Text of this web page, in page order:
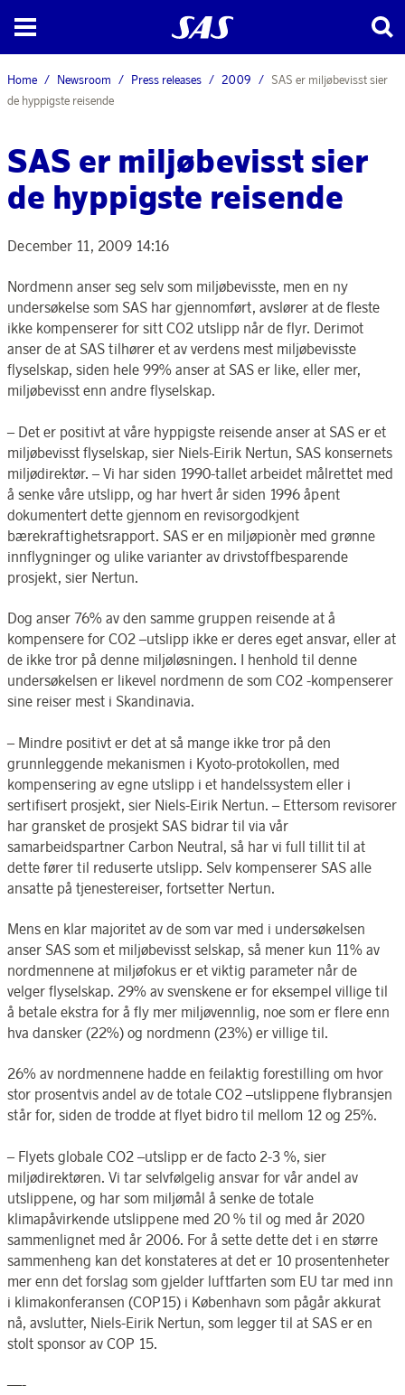
Home Newsroom Press releases 2009
SAS er miljøbevisst sier
de hyppigste reisende
SAS er miljøbevisst sier
de hyppigste reisende
December 11, 2009 14:16
Nordmenn anser seg selv som miljøbevisste, men en ny
undersøkelse som SAS har gjennomført, avslører at de fleste
ikke kompenserer for sitt CO2 utslipp når de flyr. Derimot
anser de at SAS tilhører et av verdens mest miljøbevisste
flyselskap, siden hele 99% anser at SAS er like, eller mer,
miljøbevisst enn andre flyselskap.
– Det er positivt at våre hyppigste reisende anser at SAS er et
miljøbevisst flyselskap, sier Niels-Eirik Nertun, SAS konsernets
miljødirektør. – Vi har siden 1990-tallet arbeidet målrettet med
å senke våre utslipp, og har hvert år siden 1996 åpent
dokumentert dette gjennom en revisorgodkjent
bærekraftighetsrapport. SAS er en miljøpionèr med grønne
innflygninger og ulike varianter av drivstoffbesparende
prosjekt, sier Nertun.
Dog anser 76% av den samme gruppen reisende at å
kompensere for CO2 –utslipp ikke er deres eget ansvar, eller at
de ikke tror på denne miljøløsningen. I henhold til denne
undersøkelsen er likevel nordmenn de som CO2 -kompenserer
sine reiser mest i Skandinavia.
– Mindre positivt er det at så mange ikke tror på den
grunnleggende mekanismen i Kyoto-protokollen, med
kompensering av egne utslipp i et handelssystem eller i
sertifisert prosjekt, sier Niels-Eirik Nertun. – Ettersom revisorer
har gransket de prosjekt SAS bidrar til via vår
samarbeidspartner Carbon Neutral, så har vi full tillit til at
dette fører til reduserte utslipp. Selv kompenserer SAS alle
ansatte på tjenestereiser, fortsetter Nertun.
Mens en klar majoritet av de som var med i undersøkelsen
anser SAS som et miljøbevisst selskap, så mener kun 11% av
nordmennene at miljøfokus er et viktig parameter når de
velger flyselskap. 29% av svenskene er for eksempel villige til
å betale ekstra for å fly mer miljøvennlig, noe som er flere enn
hva dansker (22%) og nordmenn (23%) er villige til.
26% av nordmennene hadde en feilaktig forestilling om hvor
stor prosentvis andel av de totale CO2 –utslippene flybransjen
står for, siden de trodde at flyet bidro til mellom 12 og 25%.
– Flyets globale CO2 –utslipp er de facto 2-3 %, sier
miljødirektøren. Vi tar selvfølgelig ansvar for vår andel av
utslippene, og har som miljømål å senke de totale
klimapåvirkende utslippene med 20 % til og med år 2020
sammenlignet med år 2006. For å sette dette det i en større
sammenheng kan det konstateres at det er 10 prosentenheter
mer enn det forslag som gjelder luftfarten som EU tar med inn
i klimakonferansen (COP15) i København som pågår akkurat
nå, avslutter, Niels-Eirik Nertun, som legger til at SAS er en
stolt sponsor av COP 15.
—-